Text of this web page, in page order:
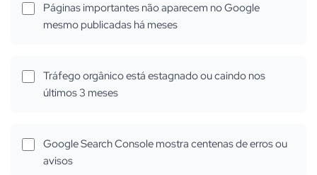
Páginas importantes não aparecem no Google
mesmo publicadas há meses
Tráfego orgânico está estagnado ou caindo nos
últimos 3 meses
Google Search Console mostra centenas de erros ou
avisos